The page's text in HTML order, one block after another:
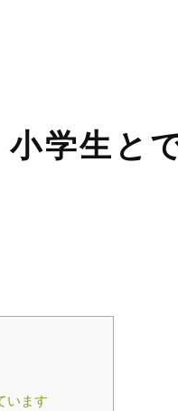
小学生
います